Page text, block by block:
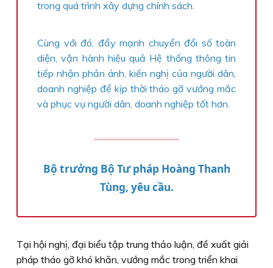
trong quá trình xây dựng chính sách.
Cùng với đó, đẩy mạnh chuyển đổi số toàn
diện, vận hành hiệu quả Hệ thống thông tin
tiếp nhận phản ánh, kiến nghị của người dân,
doanh nghiệp để kịp thời tháo gỡ vướng mắc
và phục vụ người dân, doanh nghiệp tốt hơn.
Bộ trưởng Bộ Tư pháp Hoàng Thanh
Tùng, yêu cầu.
Tại hội nghị, đại biểu tập trung thảo luận, đề xuất giải
pháp tháo gỡ khó khăn, vướng mắc trong triển khai